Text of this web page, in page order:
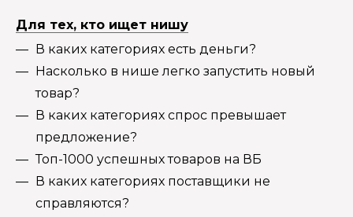
Для тех, кто ищет нишу
В каких категориях есть деньги?
Насколько в нише легко запустить новый
товар?
В каких категориях спрос превышает
предложение?
Топ-1000 успешных товаров на ВБ
В каких категориях поставщики не
справляются?